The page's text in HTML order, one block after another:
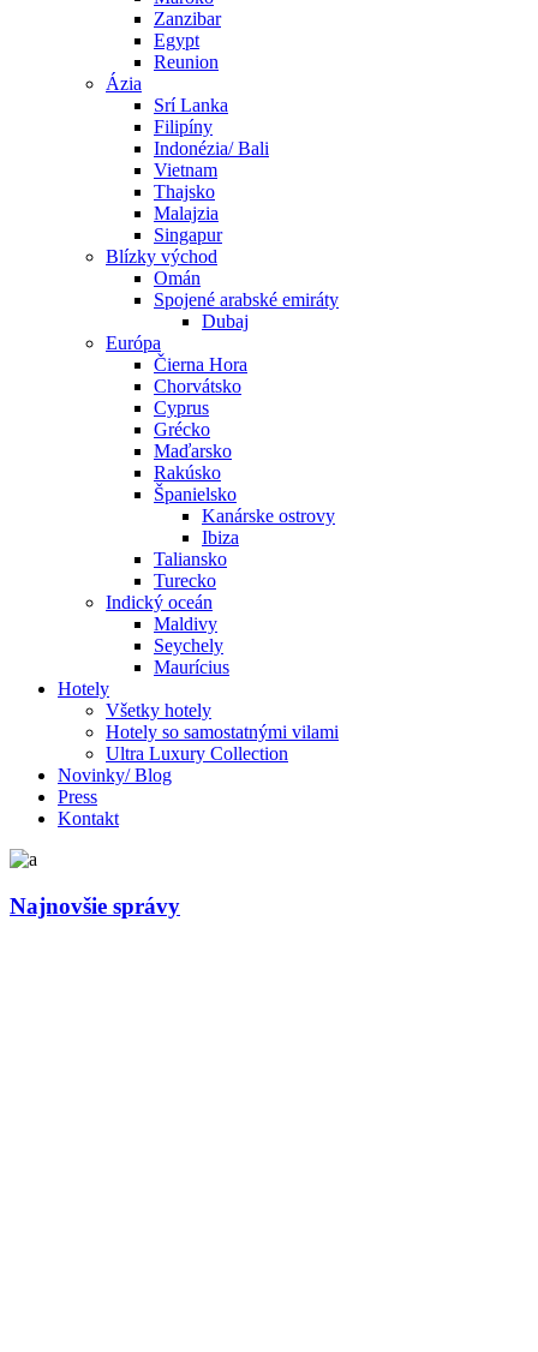
Zanzibar
Egypt
Reunion
Ázia
Srí Lanka
Filipíny
Indonézia/ Bali
Vietnam
Thajsko
Malajzia
Singapur
Blízky východ
Omán
Spojené arabské emiráty
Dubaj
Európa
Čierna Hora
Chorvátsko
Cyprus
Grécko
Maďarsko
Rakúsko
Španielsko
Kanárske ostrovy
Ibiza
Taliansko
Turecko
Indický oceán
Maldivy
Seychely
Maurícius
Hotely
Všetky hotely
Hotely so samostatnými vilami
Ultra Luxury Collection
Novinky/ Blog
Press
Kontakt
Najnovšie správy